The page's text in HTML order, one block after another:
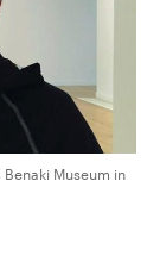
Museum in